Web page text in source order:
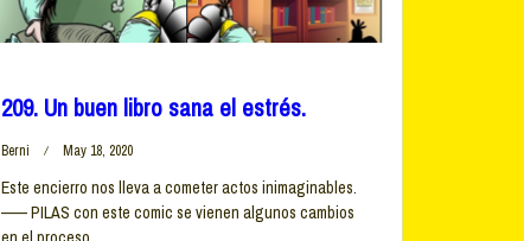
209. Un buen libro sana el estrés.
Berni May 18, 2020
Este encierro nos lleva a cometer actos inimaginables.
—— PILAS con este comic se vienen algunos cambios